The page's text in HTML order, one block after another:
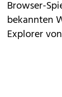
Browser-
bekannten
Explorer